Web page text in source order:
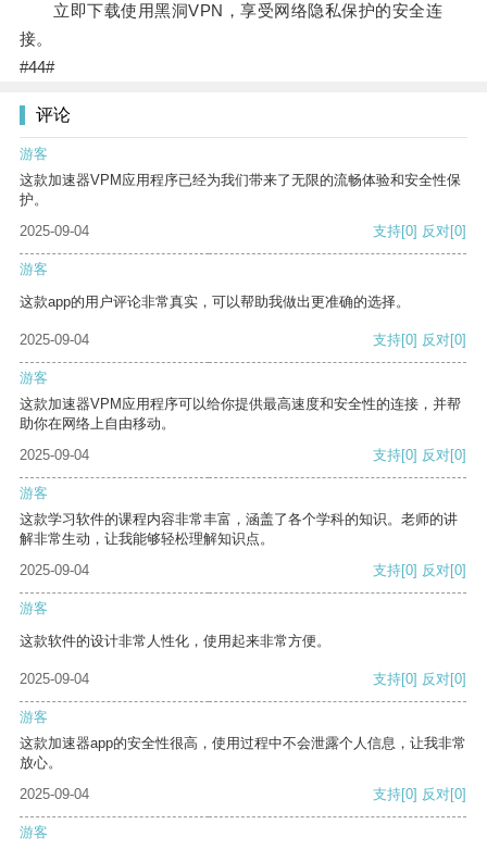
立即下载使用黑洞VPN，享受网络隐私保护的安全连
接。
#44#
评论
游客
这款加速器VPM应用程序已经为我们带来了无限的流畅体验和安全性保
护。
2025-09-04
支持[0] 反对[0]
游客
这款app的用户评论非常真实，可以帮助我做出更准确的选择。
2025-09-04 支持[0] 反对[0]
游客
这款加速器VPM应用程序可以给你提供最高速度和安全性的连接，并帮
助你在网络上自由移动。
2025-09-04
支持[0] 反对[0]
游客
这款学习软件的课程内容非常丰富，涵盖了各个学科的知识。老师的讲
解非常生动，让我能够轻松理解知识点。
2025-09-04
支持[0] 反对[0]
游客
这款软件的设计非常人性化，使用起来非常方便。
2025-09-04 支持[0] 反对[0]
游客
这款加速器app的安全性很高，使用过程中不会泄露个人信息，让我非常
放心。
2025-09-04
支持[0] 反对[0]
游客